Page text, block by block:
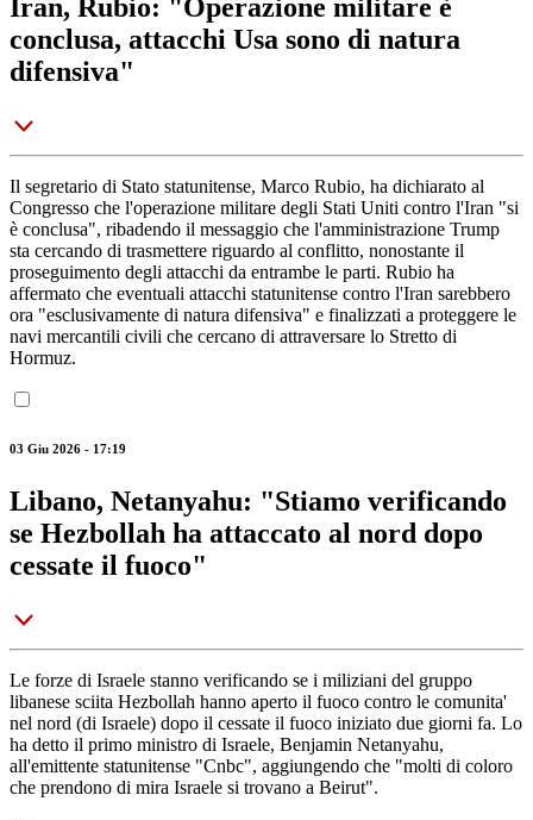
Iran, Rubio: "Operazione militare è
conclusa, attacchi Usa sono di natura
difensiva"
Il segretario di Stato statunitense, Marco Rubio, ha dichiarato al
Congresso che l'operazione militare degli Stati Uniti contro l'Iran "si
è conclusa", ribadendo il messaggio che l'amministrazione Trump
sta cercando di trasmettere riguardo al conflitto, nonostante il
proseguimento degli attacchi da entrambe le parti. Rubio ha
affermato che eventuali attacchi statunitense contro l'Iran sarebbero
ora "esclusivamente di natura difensiva" e finalizzati a proteggere le
navi mercantili civili che cercano di attraversare lo Stretto di
Hormuz.
03 Giu 2026 - 17:19
Libano, Netanyahu: "Stiamo verificando
se Hezbollah ha attaccato al nord dopo
cessate il fuoco"
Le forze di Israele stanno verificando se i miliziani del gruppo
libanese sciita Hezbollah hanno aperto il fuoco contro le comunita'
nel nord (di Israele) dopo il cessate il fuoco iniziato due giorni fa. Lo
ha detto il primo ministro di Israele, Benjamin Netanyahu,
all'emittente statunitense "Cnbc", aggiungendo che "molti di coloro
che prendono di mira Israele si trovano a Beirut".